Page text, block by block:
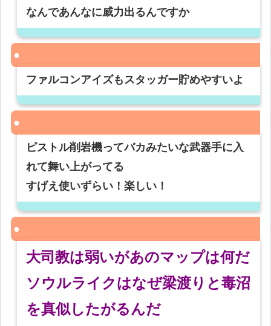
なんであんなに威力出るんですか
ファルコンアイズもスタッガー貯めやすいよ
ピストル削岩機ってバカみたいな武器手に入
れて舞い上がってる
すげえ使いずらい！楽しい！
大司教は弱いがあのマップは何だ
ソウルライクはなぜ梁渡りと毒沼
を真似したがるんだ